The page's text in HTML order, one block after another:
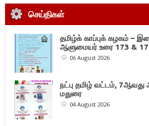
செய்திகள்
தமிழ்க் காப்புக் கழகம் –
ஆளுமையர் உரை 173 &
06 August 2026
நட்பு தமிழ் வட்டம், 7ஆவது
மதுரை
04 August 2026